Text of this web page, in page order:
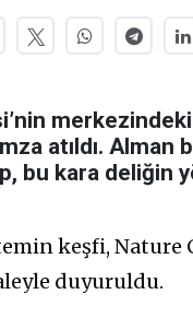
atıldı. Alman
bu kara deliğin
keşfi,
duyuruldu.